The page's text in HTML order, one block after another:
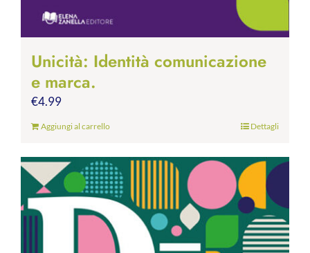
Unicità: Identità comunicazione
e marca.
€4.99
Aggiungi al carrello Dettagli